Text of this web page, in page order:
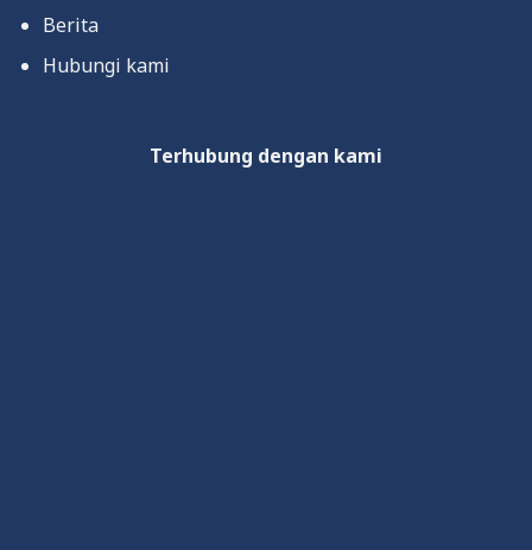
Berita
Hubungi kami
Terhubung dengan kami